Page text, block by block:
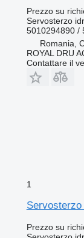
Prezzo su
Servosterzo
5010294890 /
Romania,
ROYAL DRU
Contattare il
1
Prezzo su